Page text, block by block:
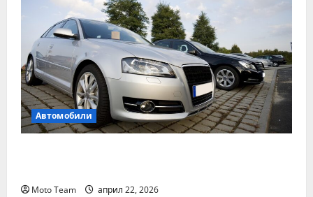
Автомобили
Moto Team април 22, 2026